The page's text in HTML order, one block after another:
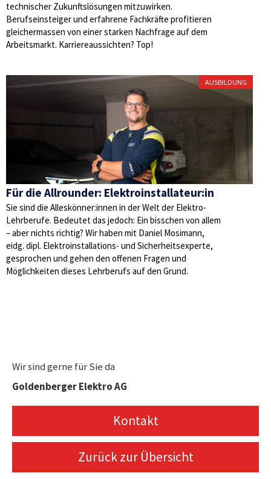
technischer Zukunftslösungen mitzuwirken.
Berufseinsteiger und erfahrene Fachkräfte profitieren
gleichermassen von einer starken Nachfrage auf dem
Arbeitsmarkt. Karriereaussichten? Top!
AUSBILDUNG
Für die Allrounder: Elektroinstallateur:in
Sie sind die Alleskönner:innen in der Welt der Elektro-
Lehrberufe. Bedeutet das jedoch: Ein bisschen von allem
– aber nichts richtig? Wir haben mit Daniel Mosimann,
eidg. dipl. Elektroinstallations- und Sicherheitsexperte,
gesprochen und gehen den offenen Fragen und
Möglichkeiten dieses Lehrberufs auf den Grund.
Wir sind gerne für Sie da
Goldenberger Elektro AG
Kontakt
Zurück zur Übersicht